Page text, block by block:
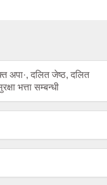
अपा·, दलित जेष्ठ, दलित
भत्ता सम्बन्धी